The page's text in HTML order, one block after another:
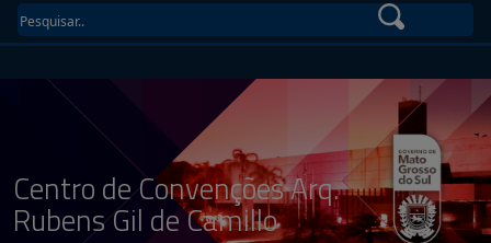
Centro de Convenções Arq.
Rubens Gil de Camillo